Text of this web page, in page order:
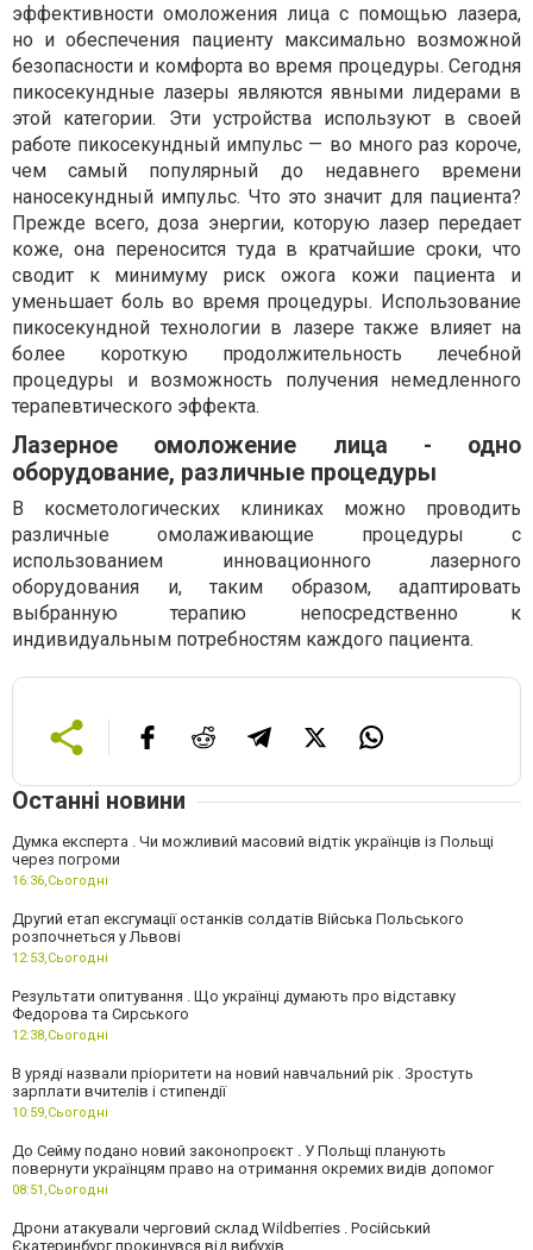
эффективности омоложения лица с помощью лазера,
но и обеспечения пациенту максимально возможной
безопасности и комфорта во время процедуры. Сегодня
пикосекундные лазеры являются явными лидерами в
этой категории. Эти устройства используют в своей
работе пикосекундный импульс — во много раз короче,
чем самый популярный до недавнего времени
наносекундный импульс. Что это значит для пациента?
Прежде всего, доза энергии, которую лазер передает
коже, она переносится туда в кратчайшие сроки, что
сводит к минимуму риск ожога кожи пациента и
уменьшает боль во время процедуры. Использование
пикосекундной технологии в лазере также влияет на
более короткую продолжительность лечебной
процедуры и возможность получения немедленного
терапевтического эффекта.
Лазерное омоложение лица - одно
оборудование, различные процедуры
В косметологических клиниках можно проводить
различные омолаживающие процедуры с
использованием инновационного лазерного
оборудования и, таким образом, адаптировать
выбранную терапию непосредственно к
индивидуальным потребностям каждого пациента.
Останні новини
Думка експерта . Чи можливий масовий відтік українців із Польщі
через погроми
16:36,Сьогодні
Другий етап ексгумації останків солдатів Війська Польського
розпочнеться у Львові
12:53,Сьогодні
Результати опитування . Що українці думають про відставку
Федорова та Сирського
12:38,Сьогодні
В уряді назвали пріоритети на новий навчальний рік . Зростуть
зарплати вчителів і стипендії
10:59,Сьогодні
До Сейму подано новий законопроєкт . У Польщі планують
повернути українцям право на отримання окремих видів допомог
08:51,Сьогодні
Дрони атакували черговий склад Wildberries . Російський
Єкатеринбург прокинувся від вибухів